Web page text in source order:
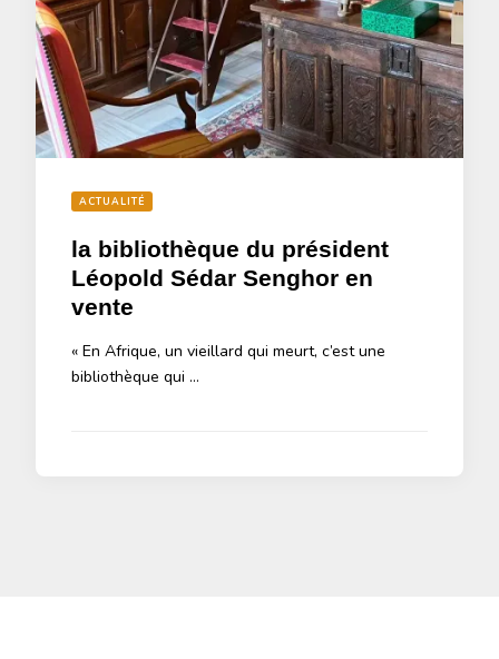
ACTUALITÉ
la bibliothèque du président
Léopold Sédar Senghor en
vente
« En Afrique, un vieillard qui meurt, c’est une
bibliothèque qui …